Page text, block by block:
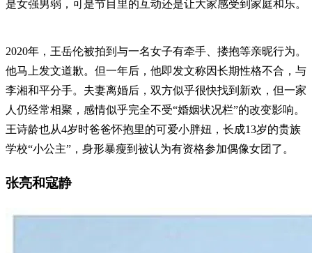
是女强男弱，可是节目里的互动还是让大家感受到家庭和乐。
2020年，王岳伦被拍到与一名女子有牵手、搂抱等亲昵行为。
他马上发文道歉。但一年后，他即发文称因长期性格不合，与
李湘和平分手。夫妻离婚后，双方似乎很快找到新欢，但一家
人仍经常相聚，感情似乎完全不受“婚姻状况栏”的改变影响。
王诗龄也从4岁时爸爸怀抱里的可爱小胖妞，长成13岁的贵族
学校“小公主”，身形暴瘦到被认为有资格参加偶像女团了。
张亮和寇静